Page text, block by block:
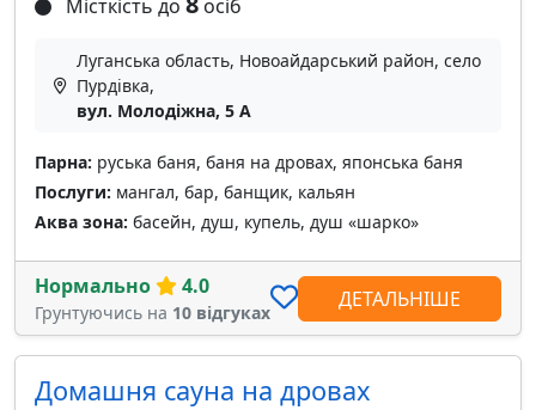
Місткість до осіб
Луганська область, Новоайдарський район, село
Пурдівка,
вул. Молодіжна, 5 А
Парна: руська баня, баня на дровах, японська баня
Послуги: мангал, бар, банщик, кальян
Аква зона: басейн, душ, купель, душ «шарко»
Нормально 4.0
Грунтуючись на 10 відгуках
ДЕТАЛЬНІШЕ
Домашня сауна на дровах